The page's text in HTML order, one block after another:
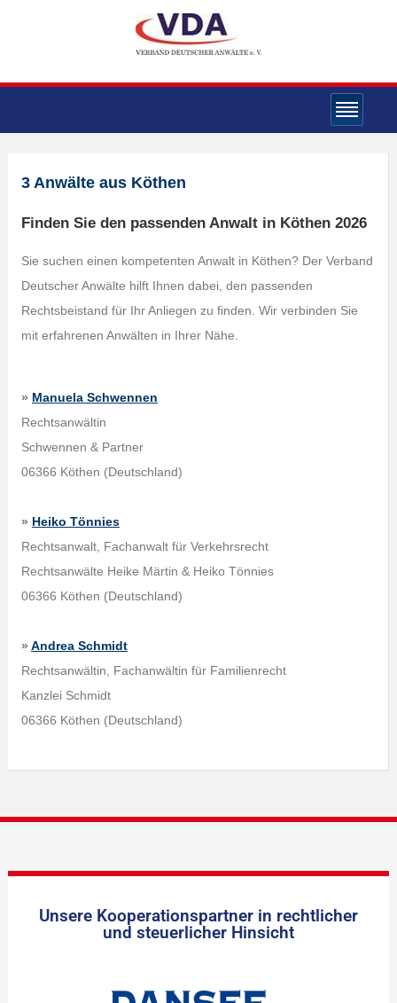
3 Anwälte aus Köthen
Finden Sie den passenden Anwalt in Köthen 2026
Sie suchen einen kompetenten Anwalt in Köthen? Der Verband
Deutscher Anwälte hilft Ihnen dabei, den passenden
Rechtsbeistand für Ihr Anliegen zu finden. Wir verbinden Sie
mit erfahrenen Anwälten in Ihrer Nähe.
» Manuela Schwennen
Rechtsanwältin
Schwennen & Partner
06366 Köthen (Deutschland)
» Heiko Tönnies
Rechtsanwalt, Fachanwalt für Verkehrsrecht
Rechtsanwälte Heike Märtin & Heiko Tönnies
06366 Köthen (Deutschland)
» Andrea Schmidt
Rechtsanwältin, Fachanwältin für Familienrecht
Kanzlei Schmidt
06366 Köthen (Deutschland)
Unsere Kooperationspartner in rechtlicher
und steuerlicher Hinsicht